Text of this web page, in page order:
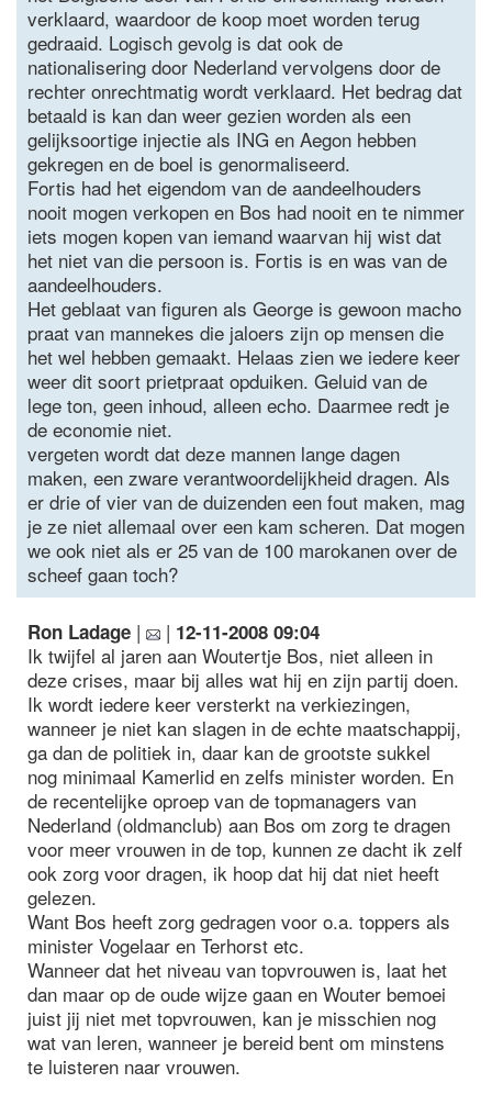
verklaard, waardoor de koop moet worden terug
gedraaid. Logisch gevolg is dat ook de
nationalisering door Nederland vervolgens door de
rechter onrechtmatig wordt verklaard. Het bedrag dat
betaald is kan dan weer gezien worden als een
gelijksoortige injectie als ING en Aegon hebben
gekregen en de boel is genormaliseerd.
Fortis had het eigendom van de aandeelhouders
nooit mogen verkopen en Bos had nooit en te nimmer
iets mogen kopen van iemand waarvan hij wist dat
het niet van die persoon is. Fortis is en was van de
aandeelhouders.
Het geblaat van figuren als George is gewoon macho
praat van mannekes die jaloers zijn op mensen die
het wel hebben gemaakt. Helaas zien we iedere keer
weer dit soort prietpraat opduiken. Geluid van de
lege ton, geen inhoud, alleen echo. Daarmee redt je
de economie niet.
vergeten wordt dat deze mannen lange dagen
maken, een zware verantwoordelijkheid dragen. Als
er drie of vier van de duizenden een fout maken, mag
je ze niet allemaal over een kam scheren. Dat mogen
we ook niet als er 25 van de 100 marokanen over de
scheef gaan toch?
Ron Ladage | | 12-11-2008 09:04
Ik twijfel al jaren aan Woutertje Bos, niet alleen in
deze crises, maar bij alles wat hij en zijn partij doen.
Ik wordt iedere keer versterkt na verkiezingen,
wanneer je niet kan slagen in de echte maatschappij,
ga dan de politiek in, daar kan de grootste sukkel
nog minimaal Kamerlid en zelfs minister worden. En
de recentelijke oproep van de topmanagers van
Nederland (oldmanclub) aan Bos om zorg te dragen
voor meer vrouwen in de top, kunnen ze dacht ik zelf
ook zorg voor dragen, ik hoop dat hij dat niet heeft
gelezen.
Want Bos heeft zorg gedragen voor o.a. toppers als
minister Vogelaar en Terhorst etc.
Wanneer dat het niveau van topvrouwen is, laat het
dan maar op de oude wijze gaan en Wouter bemoei
juist jij niet met topvrouwen, kan je misschien nog
wat van leren, wanneer je bereid bent om minstens
te luisteren naar vrouwen.